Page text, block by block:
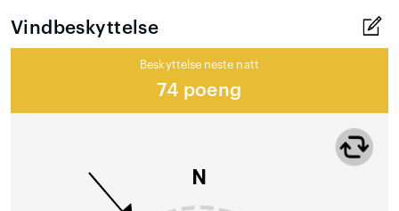
Vindbeskyttelse
Beskyttelse neste natt
74 poeng
N